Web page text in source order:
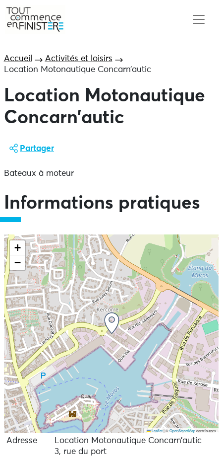
Accueil
Activités et loisirs
Location Motonautique Concarn’autic
Location Motonautique
Concarn’autic
Partager
Bateaux à moteur
Informations pratiques
+
−
Leaflet |©OpenStreetMapcontributors
Adresse
Location Motonautique Concarn’autic
3, rue du port